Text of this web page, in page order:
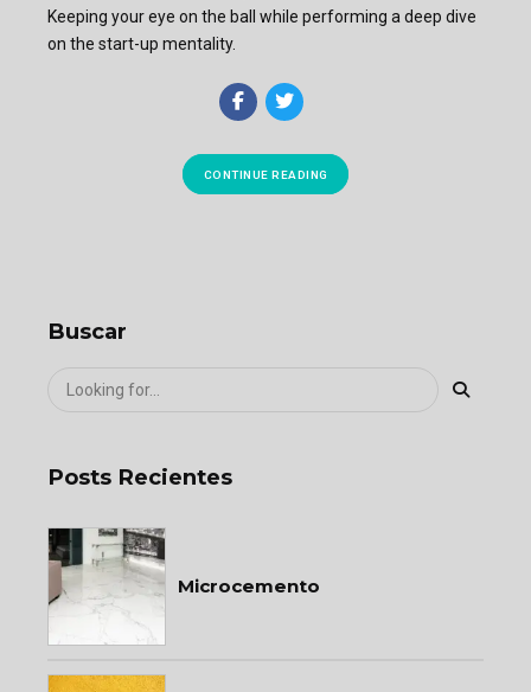
Keeping your eye on the ball while performing a deep dive
on the start-up mentality.
CONTINUE READING
Buscar
Posts Recientes
Microcemento